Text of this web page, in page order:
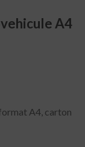
A4
A4, carton